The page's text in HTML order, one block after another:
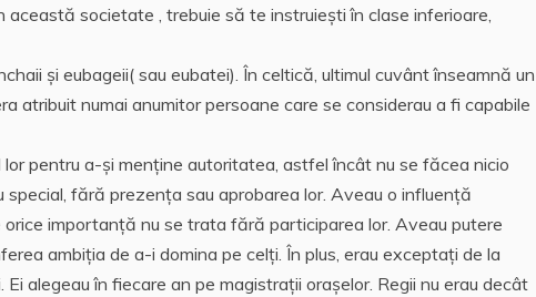
această societate , trebuie să te instruieşti în clase inferioare,
şi eubageii( sau eubatei). În celtică, ultimul cuvânt înseamnă un
atribuit numai anumitor persoane care se considerau a fi capabile
lor pentru a-şi menţine autoritatea, astfel încât nu se făcea nicio
special, fără prezenţa sau aprobarea lor. Aveau o influenţă
importanţă nu se trata fără participarea lor. Aveau putere
ambiţia de a-i domina pe celţi. În plus, erau exceptaţi de la
alegeau în fiecare an pe magistraţii oraşelor. Regii nu erau decât